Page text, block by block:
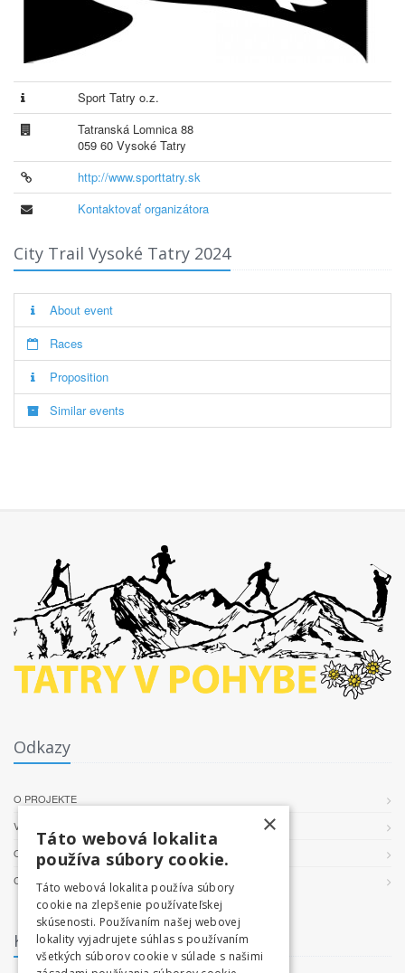
Sport Tatry o.z.
Tatranská Lomnica 88
059 60 Vysoké Tatry
http://www.sporttatry.sk
Kontaktovať organizátora
City Trail Vysoké Tatry 2024
About event
Races
Proposition
Similar events
Odkazy
O PROJEKTE
VŠEOBECNÉ PODMIENKY
OCHRANA OSOBNÝCH ÚDAJOV
COOKIES
Kontakt
×
Táto webová lokalita
používa súbory cookie.
Táto webová lokalita používa súbory
cookie na zlepšenie používateľskej
skúsenosti. Používaním našej webovej
lokality vyjadrujete súhlas s používaním
všetkých súborov cookie v súlade s našimi